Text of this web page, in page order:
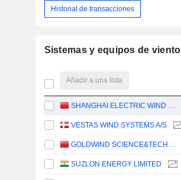
Historial de transacciones
Sistemas y equipos de viento
Añadir a una lista
SHANGHAI ELECTRIC WIND POWER GROUP CO., LTD.
VESTAS WIND SYSTEMS A/S
GOLDWIND SCIENCE&TECHNOLOGY CO., LTD.
SUZLON ENERGY LIMITED